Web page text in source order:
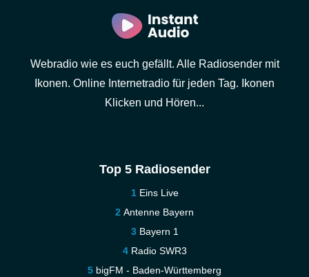
Webradio wie es euch gefällt. Alle Radiosender mit
Ikonen. Online Internetradio für jeden Tag. Ikonen
Klicken und Hören...
Top 5 Radiosender
Eins Live
Antenne Bayern
Bayern 1
Radio SWR3
bigFM - Baden-Württemberg